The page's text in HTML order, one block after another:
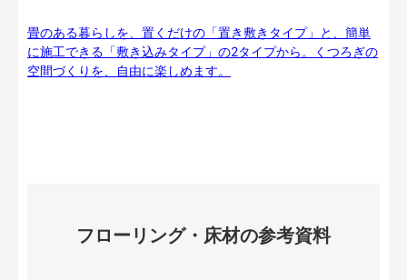
畳のある暮らしを、置くだけの「置き敷きタイプ」と、簡単
に施工できる「敷き込みタイプ」の2タイプから。くつろぎの
空間づくりを、自由に楽しめます。
フローリング・床材の参考資料